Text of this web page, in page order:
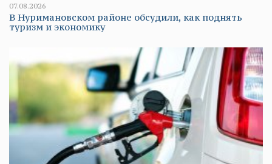
07.08.2026
В Нуримановском районе обсудили, как поднять
туризм и экономику